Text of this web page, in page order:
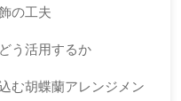
の工夫
う活用するか
む胡蝶蘭アレンジメン